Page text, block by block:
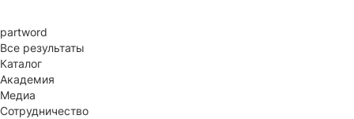
partword
Все результаты
Каталог
Академия
Медиа
Сотрудничество